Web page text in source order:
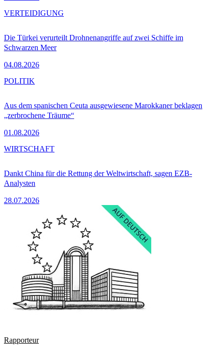
Die Türkei verurteilt Drohnenangriffe auf zwei Schiffe im
Schwarzen Meer
04.08.2026
VERTEIDIGUNG
Aus dem spanischen Ceuta ausgewiesene Marokkaner beklagen
„zerbrochene Träume“
01.08.2026
POLITIK
Dankt China für die Rettung der Weltwirtschaft, sagen EZB-
Analysten
28.07.2026
WIRTSCHAFT
Rapporteur